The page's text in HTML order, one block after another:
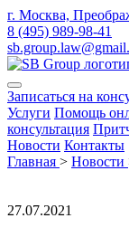
г. Москва,
8 (495) 989-98-41
Записаться на
Услуги Помощь
консультация
Новости Контакты
Главная > Новости
27.07.2021